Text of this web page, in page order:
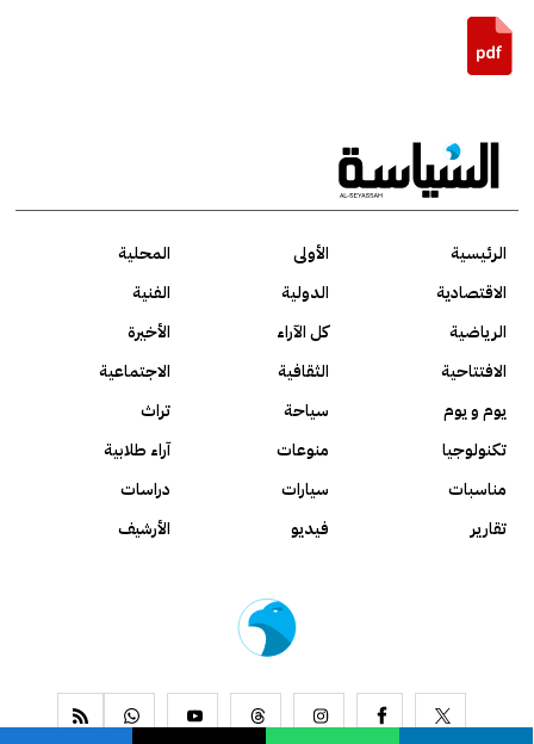
الرئيسية الأولى
المحلية
الاقتصادية
الدولية
الفنية
الرياضية
كل الآراء
الأخيرة
الافتتاحية
الثقافية
الاجتماعية
يوم و يوم
سياحة
تراث
تكنولوجيا
منوعات
آراء طلابية
مناسبات
سيارات
دراسات
تقارير
فيديو الأرشيف